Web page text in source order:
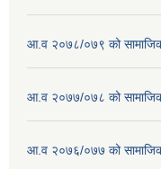
आ.व २०७८/०७९ को सामाजिक
आ.व २०७७/०७८ को सामाजिक
आ.व २०७६/०७७ को सामाजिक